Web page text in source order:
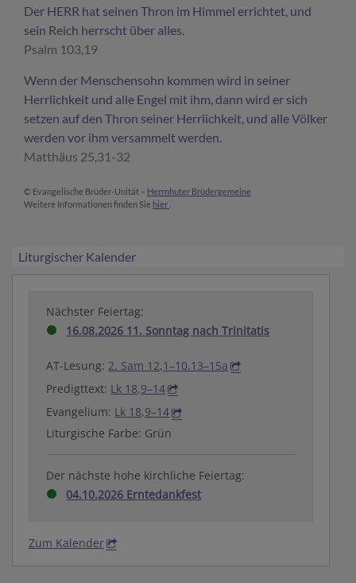
Der HERR hat seinen Thron im Himmel errichtet, und
sein Reich herrscht über alles.
Psalm 103,19
Wenn der Menschensohn kommen wird in seiner
Herrlichkeit und alle Engel mit ihm, dann wird er sich
setzen auf den Thron seiner Herrlichkeit, und alle Völker
werden vor ihm versammelt werden.
Matthäus 25,31-32
© Evangelische Brüder-Unität – Herrnhuter Brüdergemeine
Weitere Informationen finden Sie hier
Liturgischer Kalender
Nächster Feiertag:
16.08.2026 11. Sonntag nach Trinitatis
AT-Lesung: 2. Sam 12,1–10.13–15a
Predigttext: Lk 18,9–14
Evangelium: Lk 18,9–14
Liturgische Farbe: Grün
Der nächste hohe kirchliche Feiertag:
04.10.2026 Erntedankfest
Zum Kalender